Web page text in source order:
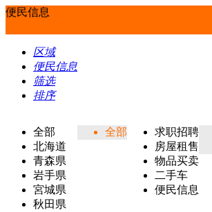
便民信息
区域
便民信息
筛选
排序
全部
北海道
青森県
岩手県
宮城県
秋田県
全部
求职招聘
房屋租售
物品买卖
二手车
便民信息